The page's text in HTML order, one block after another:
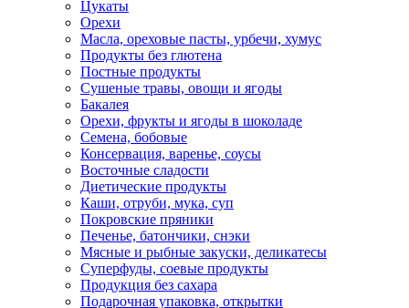
Цукаты
Орехи
Масла, ореховые пасты, урбечи, хумус
Продукты без глютена
Постные продукты
Сушеные травы, овощи и ягоды
Бакалея
Орехи, фрукты и ягоды в шоколаде
Семена, бобовые
Консервация, варенье, соусы
Восточные сладости
Диетические продукты
Каши, отруби, мука, суп
Покровские пряники
Печенье, батончики, снэки
Мясные и рыбные закуски, деликатесы
Суперфуды, соевые продукты
Продукция без сахара
Подарочная упаковка, открытки